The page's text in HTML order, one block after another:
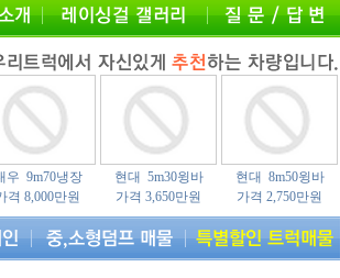
우 9m70냉장
격 8,000만원
현대 5m30윙바
가격 3,650만원
현대 8m50윙바
가격 2,750만원